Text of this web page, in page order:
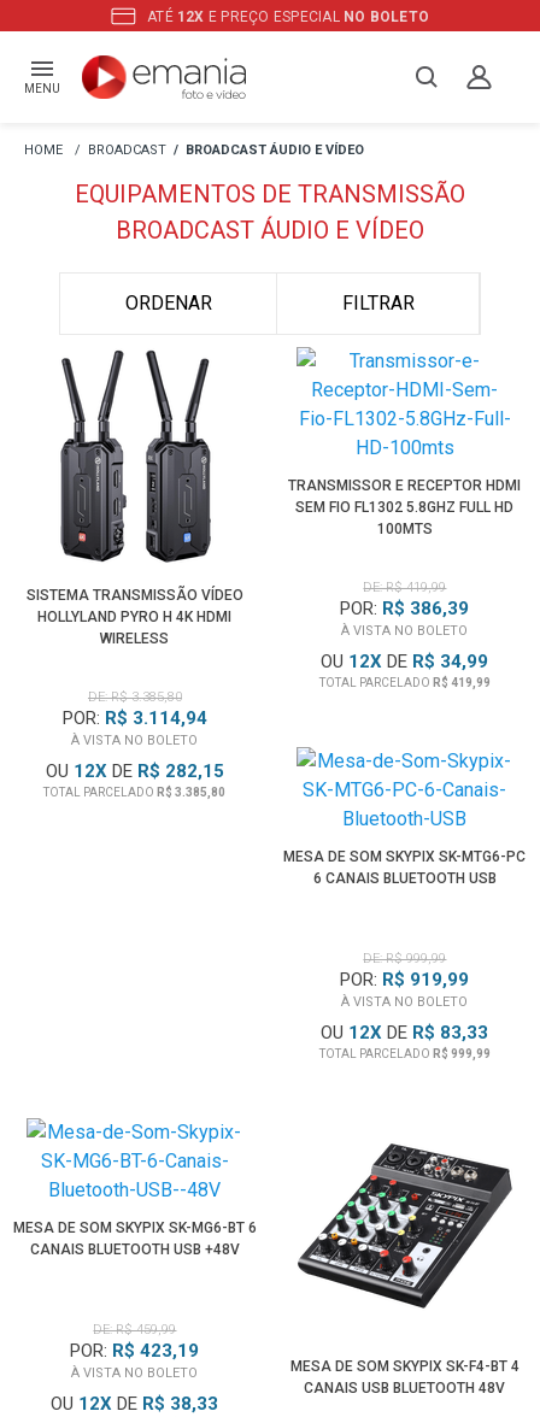
ATÉ 12X E PREÇO ESPECIAL NO BOLETO
MENU
BROADCAST BROADCAST ÁUDIO E VÍDEO
EQUIPAMENTOS DE TRANSMISSÃO
BROADCAST ÁUDIO E VÍDEO
ORDENAR FILTRAR
SISTEMA TRANSMISSÃO VÍDEO
HOLLYLAND PYRO H 4K HDMI
WIRELESS
DE: R$ 3.385,80
POR: R$ 3.114,94
À VISTA NO BOLETO
OU 12XDE R$ 282,15
TOTAL PARCELADO R$ 3.385,80
TRANSMISSOR E RECEPTOR HDMI
SEM FIO FL1302 5.8GHZ FULL HD
100MTS
DE: R$ 419,99
POR: R$ 386,39
À VISTA NO BOLETO
OU 12X DE R$ 34,99
TOTAL PARCELADO R$ 419,99
MESA DE SOM SKYPIX SK-MTG6-PC
6 CANAIS BLUETOOTH USB
DE: R$ 999,99
POR: R$ 919,99
À VISTA NO BOLETO
OU 12X DE R$ 83,33
TOTAL PARCELADO R$ 999,99
MESA DE SOM SKYPIX SK-MG6-BT 6
CANAIS BLUETOOTH USB +48V
DE: R$ 459,99
POR: R$ 423,19
À VISTA NO BOLETO
OU 12X DE R$ 38,33
MESA DE SOM SKYPIX SK-F4-BT 4
CANAIS USB BLUETOOTH 48V